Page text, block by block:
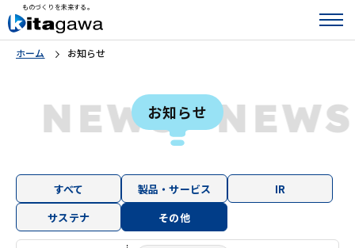
ものづくりを未来する。
ホーム お知らせ
NEWS
お知らせ
すべて 製品・サービス
IR
サステナ
その他